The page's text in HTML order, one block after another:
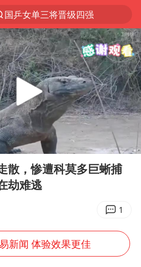
国乒女单三将晋级四强
光影经济撬动暑期消费新蓝海
马克·艾伦退出斯诺克中国公开赛
新疆优化调整景区内自驾服务费
上四休三，但降薪1000元，你接受吗？
央视新主播李秋莹孙亚鹏亮相
情侣平潭拍日出坠崖1死1伤
梁家辉：到内地拍戏不是北上是回归
全民健身事业高质量发展
白海豚将正面袭击贯穿浙江
酒店回应车内过夜被收150元
01:02
散，惨遭科莫多巨蜥捕
劫难逃
1
新闻 体验效果更佳